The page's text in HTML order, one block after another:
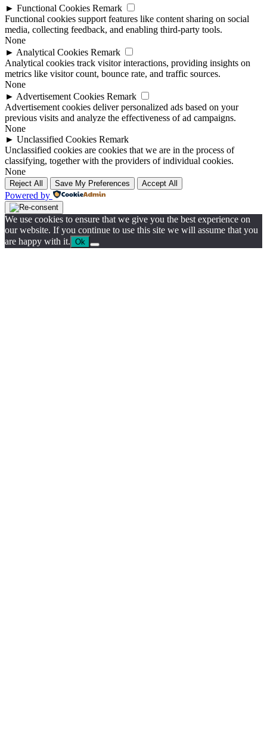
► Functional Cookies Remark
Functional cookies support features like content sharing on social
media, collecting feedback, and enabling third-party tools.
None
► Analytical Cookies Remark
Analytical cookies track visitor interactions, providing insights on
metrics like visitor count, bounce rate, and traffic sources.
None
► Advertisement Cookies Remark
Advertisement cookies deliver personalized ads based on your
previous visits and analyze the effectiveness of ad campaigns.
None
► Unclassified Cookies Remark
Unclassified cookies are cookies that we are in the process of
classifying, together with the providers of individual cookies.
None
Reject All Save My Preferences Accept All
Powered by
We use cookies to ensure that we give you the best experience on
our website. If you continue to use this site we will assume that you
are happy with it. Ok